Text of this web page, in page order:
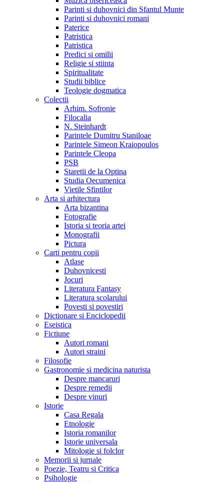
Parinti si duhovnici din Sfantul Munte
Parinti si duhovnici romani
Paterice
Patristica
Patristica
Predici si omilii
Religie si stiinta
Spiritualitate
Studii biblice
Teologie dogmatica
Colectii
Arhim. Sofronie
Filocalia
N. Steinhardt
Parintele Dumitru Staniloae
Parintele Simeon Kraiopoulos
Parintele Cleopa
PSB
Staretii de la Optina
Studia Oecumenica
Vietile Sfintilor
Arta si arhitectura
Arta bizantina
Fotografie
Istoria si teoria artei
Monografii
Pictura
Carti pentru copii
Atlase
Duhovnicesti
Jocuri
Literatura Fantasy
Literatura scolarului
Povesti si povestiri
Dictionare si Enciclopedii
Eseistica
Fictiune
Autori romani
Autori straini
Filosofie
Gastronomie si medicina naturista
Despre mancaruri
Despre remedii
Despre vinuri
Istorie
Casa Regala
Etnologie
Istoria romanilor
Istorie universala
Mitologie si folclor
Memorii si jurnale
Poezie, Teatru si Critica
Psihologie